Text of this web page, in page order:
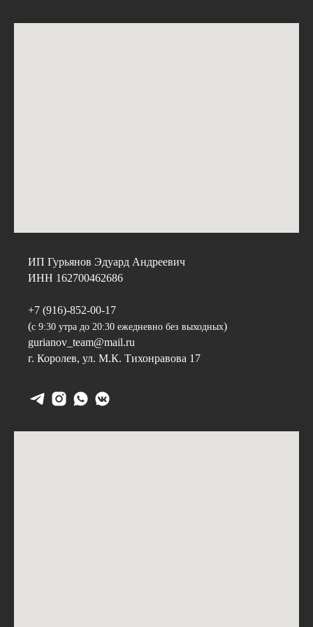
ИП Гурьянов Эдуард Андреевич
ИНН 162700462686
+7 (916)-852-00-17
(с 9:30 утра до 20:30 ежедневно без выходных)
gurianov_team@mail.ru
г. Королев, ул. М.К. Тихонравова 17